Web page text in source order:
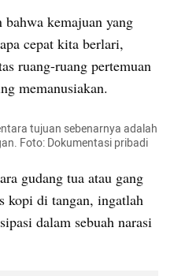
bahwa kemajuan yang
cepat kita berlari,
ruang-ruang pertemuan
memanusiakan.
tujuan sebenarnya adalah
Foto: Dokumentasi pribadi
gudang tua atau gang
kopi di tangan, ingatlah
dalam sebuah narasi